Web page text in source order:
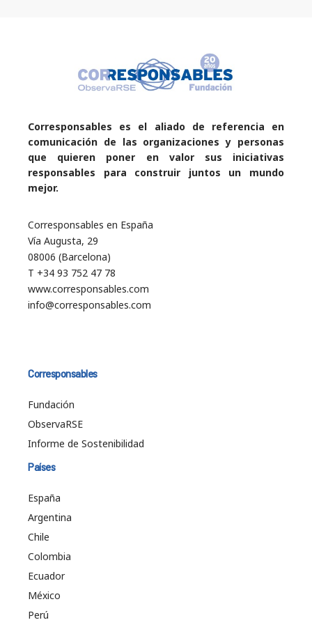
Corresponsables es el aliado de referencia en
comunicación de las organizaciones y personas
que quieren poner en valor sus iniciativas
responsables para construir juntos un mundo
mejor.
Corresponsables en España
Vía Augusta, 29
08006 (Barcelona)
T +34 93 752 47 78
www.corresponsables.com
info@corresponsables.com
Corresponsables
Fundación
ObservaRSE
Informe de Sostenibilidad
Países
España
Argentina
Chile
Colombia
Ecuador
México
Perú